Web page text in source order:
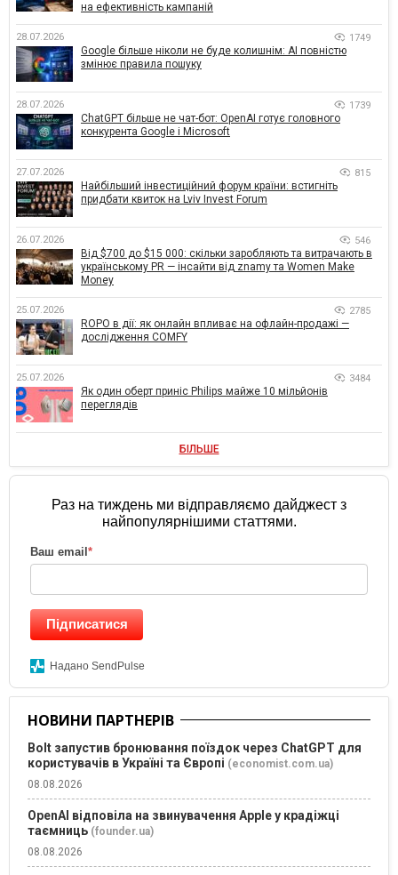
на ефективність кампаній
28.07.2026 1749
Google більше ніколи не буде колишнім: AI повністю
змінює правила пошуку
28.07.2026 1739
ChatGPT більше не чат-бот: OpenAI готує головного
конкурента Google і Microsoft
27.07.2026 815
Найбільший інвестиційний форум країни: встигніть
придбати квиток на Lviv Invest Forum
26.07.2026 546
Від $700 до $15 000: скільки заробляють та витрачають в
українському PR — інсайти від znamy та Women Make
Money
25.07.2026 2785
ROPO в дії: як онлайн впливає на офлайн-продажі —
дослідження COMFY
25.07.2026 3484
Як один оберт приніс Philips майже 10 мільйонів
переглядів
БІЛЬШЕ
Раз на тиждень ми відправляємо дайджест з
найпопулярнішими статтями.
Ваш email *
Підписатися
Надано SendPulse
НОВИНИ ПАРТНЕРІВ
Bolt запустив бронювання поїздок через ChatGPT для
користувачів в Україні та Європі (economist.com.ua)
08.08.2026
OpenAI відповіла на звинувачення Apple у крадіжці
таємниць (founder.ua)
08.08.2026